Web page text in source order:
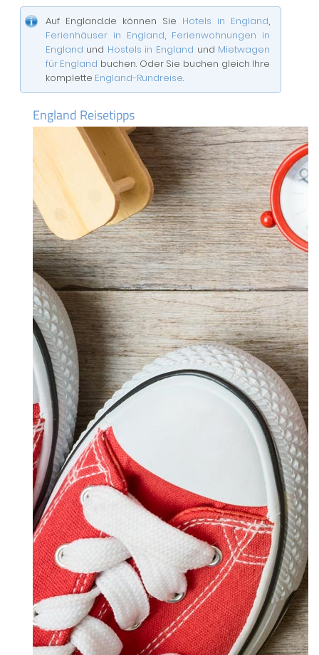
Auf England.de können Sie Hotels in England,
Ferienhäuser in England, Ferienwohnungen in
England und Hostels in England und Mietwagen
für England buchen. Oder Sie buchen gleich Ihre
komplette England-Rundreise.
England Reisetipps